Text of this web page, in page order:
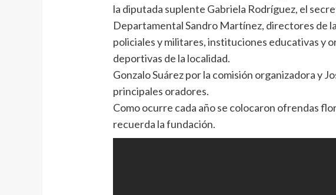
la diputada suplente Gabriela Rodríguez, el
Departamental Sandro Martínez, directores de
policiales y militares, instituciones educativas y
deportivas de la localidad.
Gonzalo Suárez por la comisión organizadora y
principales oradores.
Como ocurre cada año se colocaron ofrendas
recuerda la fundación.